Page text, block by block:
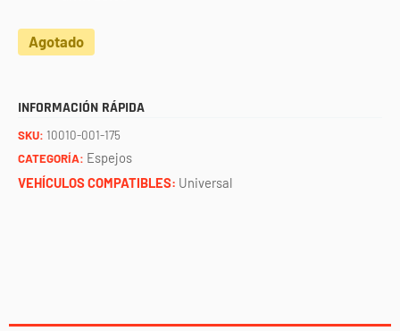
Agotado
INFORMACIÓN RÁPIDA
SKU: 10010-001-175
CATEGORÍA: Espejos
VEHÍCULOS COMPATIBLES: Universal